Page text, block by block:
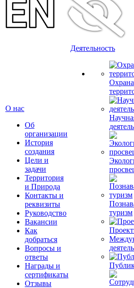
О нас
Об
организации
История
создания
Цели и
задачи
Территория
и Природа
Контакты и
реквизиты
Руководство
Вакансии
Как
добраться
Вопросы и
ответы
Награды и
сертификаты
Отзывы
Деятельность
Охрана
туризм